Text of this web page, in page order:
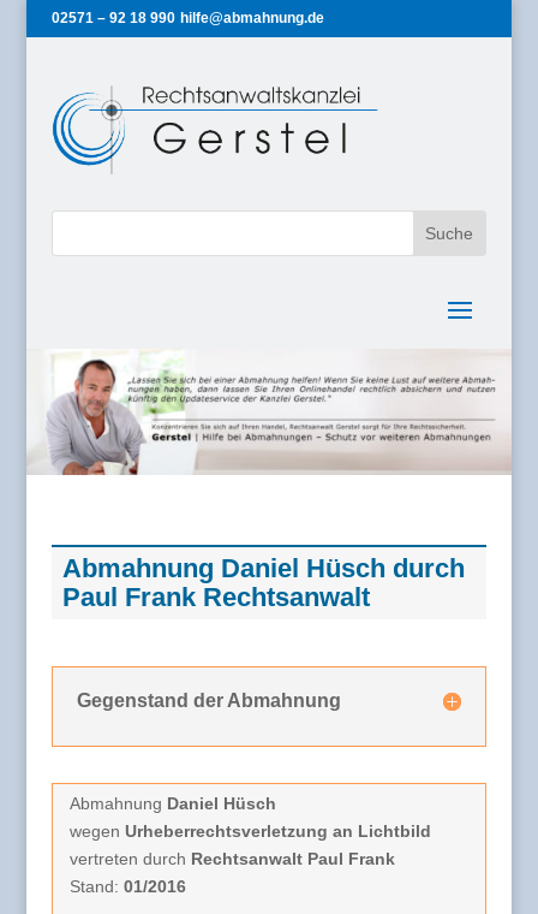
02571 – 92 18 990 hilfe@abmahnung.de
Abmahnung Daniel Hüsch durch
Paul Frank Rechtsanwalt
Gegenstand der Abmahnung
Abmahnung Daniel Hüsch
wegen Urheberrechtsverletzung an Lichtbild
vertreten durch Rechtsanwalt Paul Frank
Stand: 01/2016